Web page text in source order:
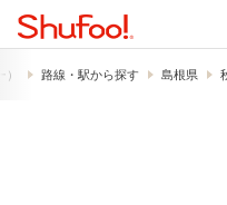
路線・駅から探す 島根県